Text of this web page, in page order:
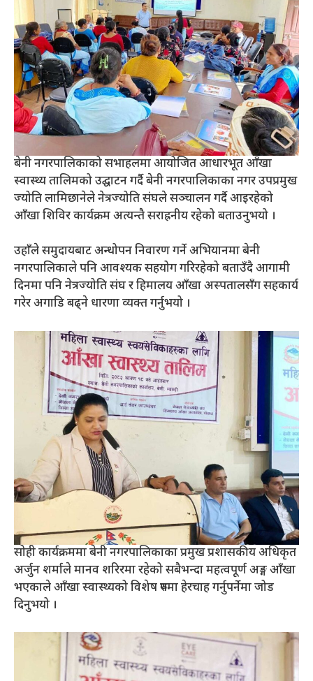
बेनी नगरपालिकाको सभाहलमा आयोजित आधारभूत आँखा
स्वास्थ्य तालिमको उद्घाटन गर्दै बेनी नगरपालिकाका नगर उपप्रमुख
ज्योति लामिछानेले नेत्रज्योति संघले सञ्चालन गर्दै आइरहेको
आँखा शिविर कार्यक्रम अत्यन्तै सराह्रनीय रहेको बताउनुभयो ।
उहाँले समुदायबाट अन्धोपन निवारण गर्ने अभियानमा बेनी
नगरपालिकाले पनि आवश्यक सहयोग गरिरहेको बताउँदै आगामी
दिनमा पनि नेत्रज्योति संघ र हिमालय आँखा अस्पतालसँग सहकार्य
गरेर अगाडि बढ्ने धारणा व्यक्त गर्नुभयो ।
सोही कार्यक्रममा बेनी नगरपालिकाका प्रमुख प्रशासकीय अधिकृत
अर्जुन शर्माले मानव शरिरमा रहेको सबैभन्दा महत्वपूर्ण अङ्ग आँखा
भएकाले आँखा स्वास्थ्यको विशेष रुपमा हेरचाह गर्नुपर्नेमा जोड
दिनुभयो ।